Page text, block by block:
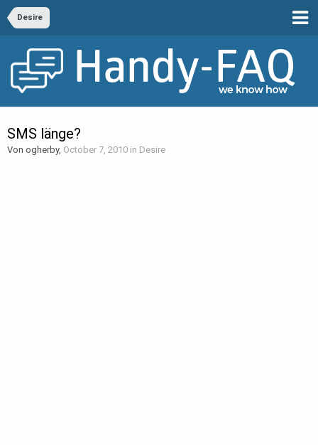
Desire
SMS länge?
Von ogherby, October 7, 2010 in Desire